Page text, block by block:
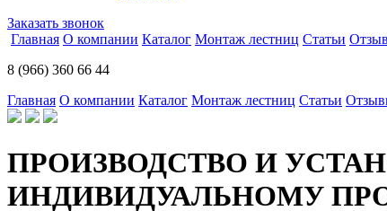
Заказать звонок
Главная О компании Каталог Монтаж лестниц Статьи
8 (966) 360 66 44
Главная О компании Каталог Монтаж лестниц Статьи
ПРОИЗВОДСТВО И
ИНДИВИДУАЛЬНОМУ